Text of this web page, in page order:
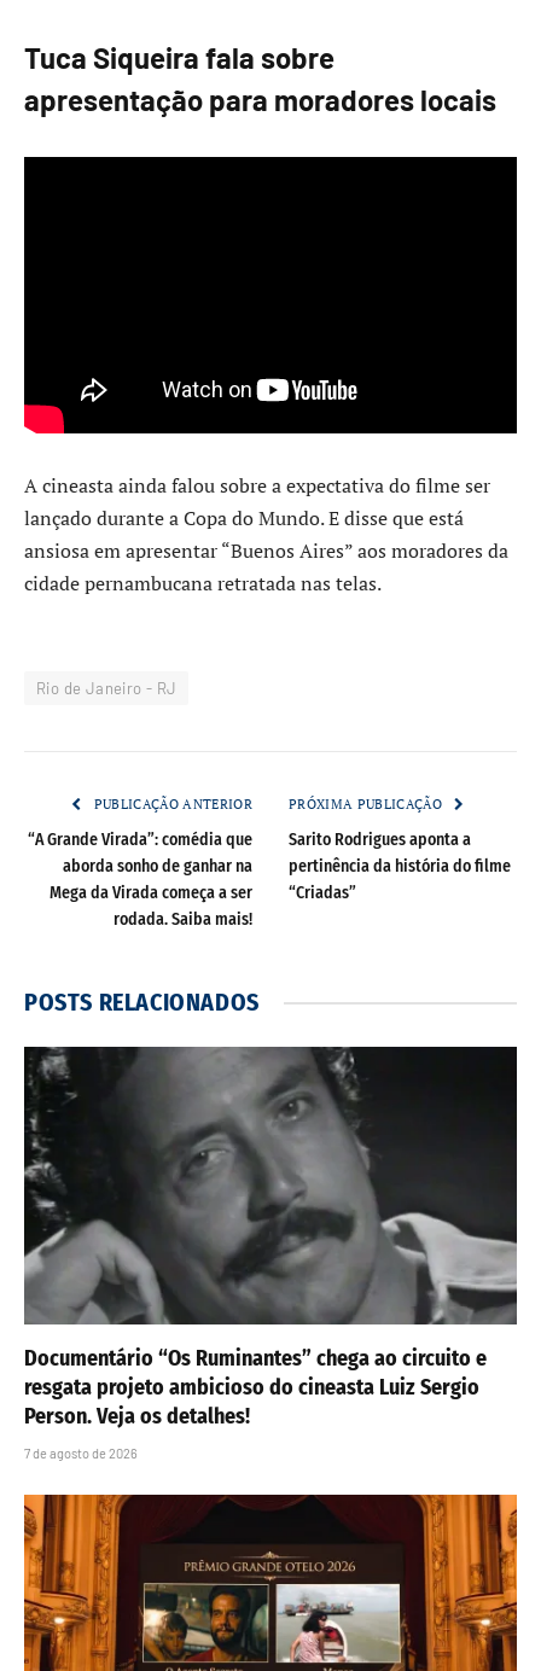
Tuca Siqueira fala sobre
apresentação para moradores locais
A cineasta ainda falou sobre a expectativa do filme ser
lançado durante a Copa do Mundo. E disse que está
ansiosa em apresentar “Buenos Aires” aos moradores da
cidade pernambucana retratada nas telas.
Rio de Janeiro - RJ
PUBLICAÇÃO ANTERIOR
“A Grande Virada”: comédia que
aborda sonho de ganhar na
Mega da Virada começa a ser
rodada. Saiba mais!
PRÓXIMA PUBLICAÇÃO
Sarito Rodrigues aponta a
pertinência da história do filme
“Criadas”
POSTS RELACIONADOS
Documentário “Os Ruminantes” chega ao circuito e
resgata projeto ambicioso do cineasta Luiz Sergio
Person. Veja os detalhes!
7 de agosto de 2026